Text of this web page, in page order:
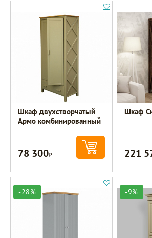
Шкаф двухстворчатый
Армо комбинированный
78 300Р
Шкаф
221
-28% -9%